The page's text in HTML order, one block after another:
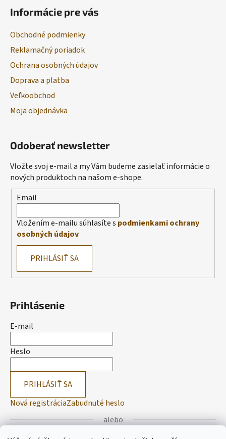
Informácie pre vás
Obchodné podmienky
Reklamačný poriadok
Ochrana osobných údajov
Doprava a platba
Veľkoobchod
Moja objednávka
Odoberať newsletter
Vložte svoj e-mail a my Vám budeme zasielať informácie o
nových produktoch na našom e-shope.
Email
Vložením e-mailu súhlasíte s podmienkami ochrany
osobných údajov
PRIHLÁSIŤ SA
Prihlásenie
E-mail
Heslo
PRIHLÁSIŤ SA
Nová registráciaZabudnuté heslo
alebo